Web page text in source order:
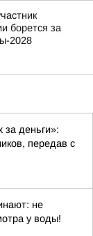
борется за
2028
за деньги»:
передав с
не
у воды!